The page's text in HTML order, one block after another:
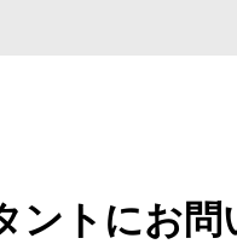
ントにお問